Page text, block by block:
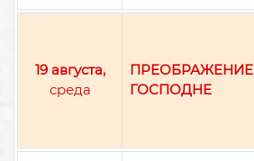
19 августа,
среда
ПРЕОБРАЖЕНИЕ
ГОСПОДНЕ